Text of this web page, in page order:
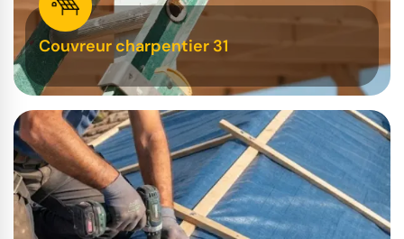
Couvreur charpentier 31